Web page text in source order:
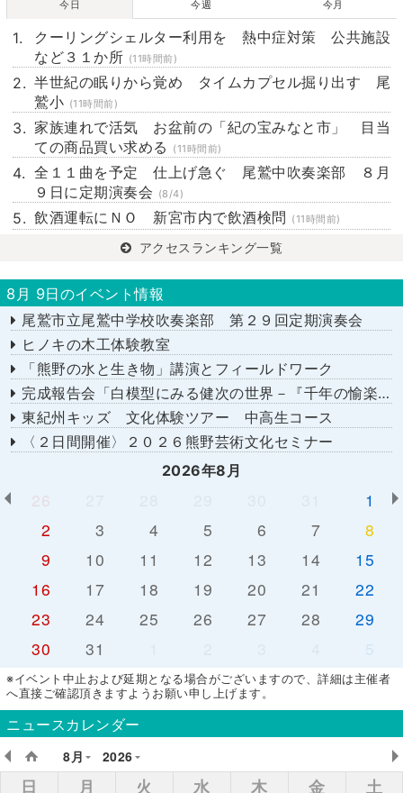
今日 今週 今月
クーリングシェルター利用を 熱中症対策 公共施設
など３１か所 (11時間前)
半世紀の眠りから覚め タイムカプセル掘り出す 尾
鷲小 (11時間前)
家族連れで活気 お盆前の「紀の宝みなと市」 目当
ての商品買い求める
(11時間前)
全１１曲を予定 仕上げ急ぐ 尾鷲中吹奏楽部 ８月
９日に定期演奏会 (8/4)
飲酒運転にＮＯ 新宮市内で飲酒検問 (11時間前)
アクセスランキング一覧
8月 9日のイベント情報
尾鷲市立尾鷲中学校吹奏楽部 第２９回定期演奏会
ヒノキの木工体験教室
「熊野の水と生き物」講演とフィールドワーク
完成報告会「白模型にみる健次の世界－『千年の愉楽』『奇蹟』より－」
東紀州キッズ 文化体験ツアー 中高生コース
〈２日間開催〉２０２６熊野芸術文化セミナー
2026年8月
26
1
2
3 4 5 6 7
8
9
10 11 12 13 14
15
16
17 18 19 20 21
22
23
24 25 26 27 28
29
30
31 5
※イベント中止および延期となる場合がございますので、詳細は主催者
へ直接ご確認頂きますようお願い申し上げます。
ニュースカレンダー
8月
2026
日 月 火 水 木 金
土